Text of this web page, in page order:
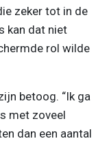
zeker tot in de
kan dat niet
rol wilde
betoog. “Ik ga
met zoveel
dan een aantal